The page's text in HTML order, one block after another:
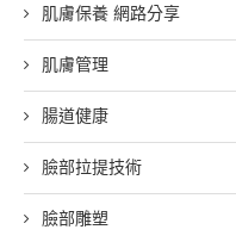
肌膚保養 網路分享
肌膚管理
腸道健康
臉部拉提技術
臉部雕塑